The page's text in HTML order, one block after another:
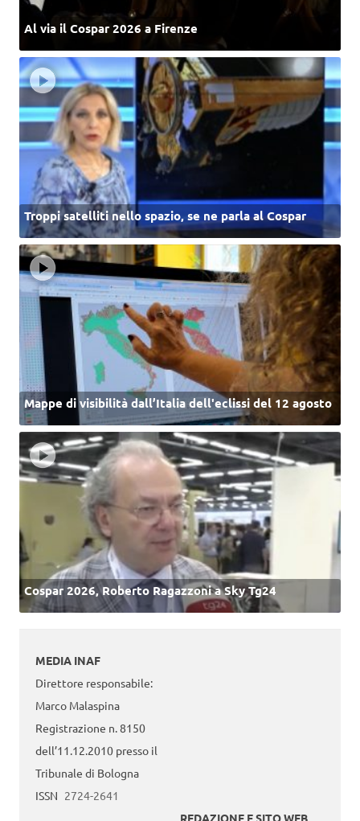
Al via il Cospar 2026 a Firenze
Troppi satelliti nello spazio, se ne parla al Cospar
Mappe di visibilità dall’Italia dell'eclissi del 12 agosto
Cospar 2026, Roberto Ragazzoni a Sky Tg24
MEDIA INAF
Direttore responsabile:
Marco Malaspina
Registrazione n. 8150
dell’11.12.2010 presso il
Tribunale di Bologna
ISSN 2724-2641
REDAZIONE E SITO WEB